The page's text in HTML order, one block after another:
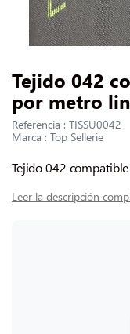
Tejido 042
por metro
Referencia : TISSU0042
Marca : Top Sellerie
Tejido 042
Leer la descripción